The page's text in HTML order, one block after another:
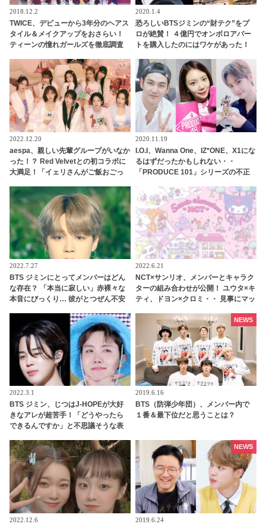
2018.12.2
TWICE、デビューから3年分のヘアス
タイル＆メイクアップをおさらい！
ティーンの憧れガールズを徹底調査
2020.1.4
恐ろしいBTSジミンの“財テク”をプ
ロが絶賛！ ４億円でオンボロアパー
トを購入したのにはワケがあった！
地主になるってホント？
2022.12.20
aespa、親しい先輩グループがいなか
った！？ Red Velvetとの初コラボに
大満足！「イェリさんがご飯おごっ
しさを隠せないメンバーたちにほっ
こり
2020.11.19
I.O.I、Wanna One、IZ*ONE、X1にな
るはずだったかもしれない・・
「PRODUCE 101」シリーズの不正
人の氏名が公表
2022.7.27
BTS ジミンにとってメンバーはどん
な存在？ 「本当に寂しい」赤裸々な
本音にびっくり… 彼がとつぜん不安
2022.6.21
NCT×サンリオ、メンバーとキャラク
ターの組み合わせが公開！ ユウタ×キ
ティ、ドヨン×クロミ・・ 見事にマッ
2022.3.1
BTS ジミン、じつはJ-HOPEが大好
きなアレが超苦手！「どうやったら
できるんですか」と不思議そうな表
着なジミンの素朴な疑問にファン大
爆笑
2019.6.16
BTS（防弾少年団）、メンバー内で
１番＆最下位だと思うことは？
NEWS
2022.12.6 2019.6.24
NEWS